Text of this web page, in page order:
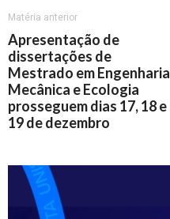
Matéria anterior
Apresentação de
dissertações de
Mestrado em Engenharia
Mecânica e Ecologia
prosseguem dias 17, 18 e
19 de dezembro